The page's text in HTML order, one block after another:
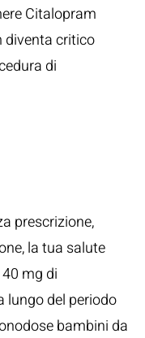
Citalopram
diventa critico
di
prescrizione,
la tua salute
mg di
lungo del periodo
bambini da